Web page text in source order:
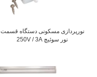
نورپردازی مسکونی دستگاه قسمت
250V / 3A نور سوئیچ